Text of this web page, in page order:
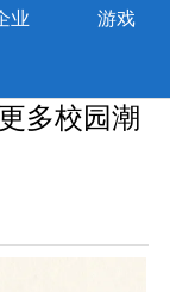
业 游戏
多校园潮